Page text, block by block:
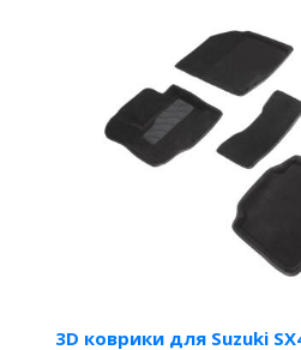
3D коврики для Suzuki